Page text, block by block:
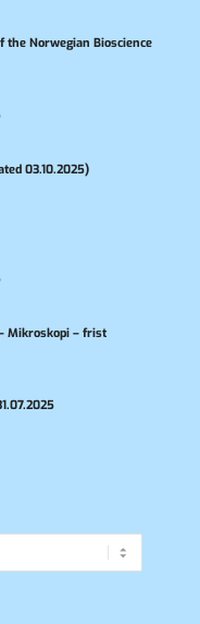
Norwegian Bioscience
03.10.2025)
Mikroskopi – frist